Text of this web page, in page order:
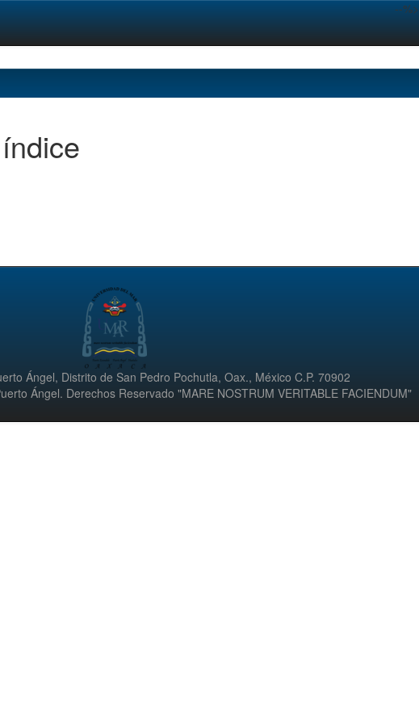
--%>
Ángel, Distrito de San Pedro Pochutla, Oax., México C.P. 70902
Ángel. Derechos Reservado "MARE NOSTRUM VERITABLE FACIENDUM"